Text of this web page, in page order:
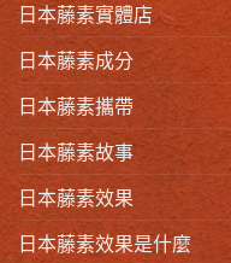
日本藤素實體店
日本藤素成分
日本藤素攜帶
日本藤素故事
日本藤素效果
日本藤素效果是什麼